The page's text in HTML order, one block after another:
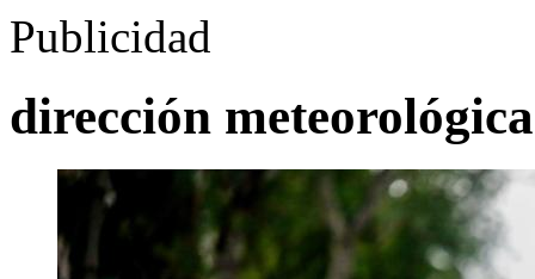
Publicidad
dirección